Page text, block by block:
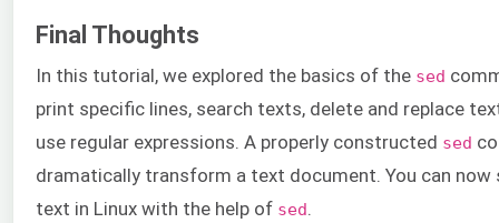
Final Thoughts
In this tutorial, we explored the basics of the sed
print specific lines, search texts, delete and replace
use regular expressions. A properly constructed sed
dramatically transform a text document. You can
text in Linux with the help of sed